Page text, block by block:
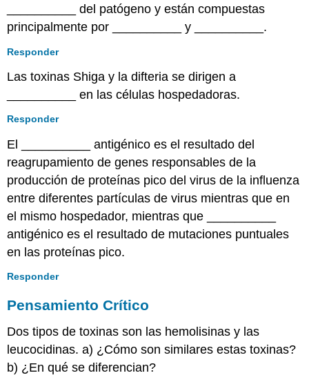
__________ del patógeno y están compuestas
principalmente por __________ y __________.
Responder
Las toxinas Shiga y la difteria se dirigen a
__________ en las células hospedadoras.
Responder
El __________ antigénico es el resultado del
reagrupamiento de genes responsables de la
producción de proteínas pico del virus de la influenza
entre diferentes partículas de virus mientras que en
el mismo hospedador, mientras que __________
antigénico es el resultado de mutaciones puntuales
en las proteínas pico.
Responder
Pensamiento Crítico
Dos tipos de toxinas son las hemolisinas y las
leucocidinas. a) ¿Cómo son similares estas toxinas?
b) ¿En qué se diferencian?